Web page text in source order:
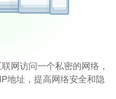
网访问一个私密的网络，
地址，提高网络安全和隐